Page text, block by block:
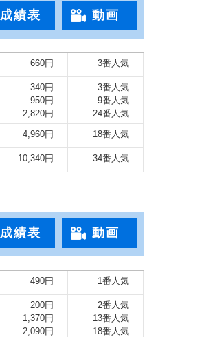
成績表 動画
660円 3番人気
340円
950円
2,820円
3番人気
9番人気
24番人気
4,960円 18番人気
10,340円 34番人気
成績表 動画
490円 1番人気
200円
1,370円
2,090円
2番人気
13番人気
18番人気